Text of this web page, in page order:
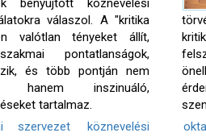
benyújtott köznevelési
válaszol. A "kritika
valótlan tényeket állít,
pontatlanságok,
és több pontján nem
hanem inszinuáló,
tartalmaz.
szervezet
köznevelési